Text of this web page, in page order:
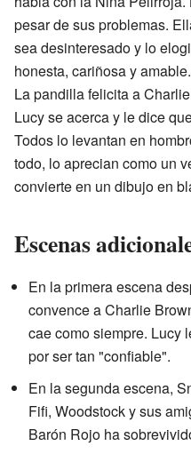
pesar de sus problemas.
sea desinteresado y lo
honesta, cariñosa y
La pandilla felicita a
Lucy se acerca y le dice
Todos lo levantan en
todo, lo aprecian como un
convierte en un dibujo en
Escenas
En la primera escena
convence a Charlie
cae como siempre. Lucy
por ser tan "confiable".
En la segunda escena,
Fifi, Woodstock y sus
Barón Rojo ha